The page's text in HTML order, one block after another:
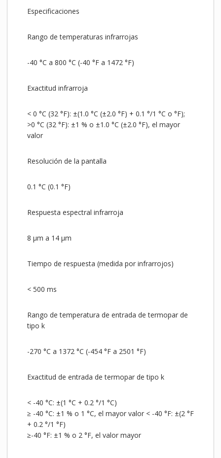
Especificaciones
Rango de temperaturas infrarrojas
-40 °C a 800 °C (-40 °F a 1472 °F)
Exactitud infrarroja
< 0 °C (32 °F): ±(1.0 °C (±2.0 °F) + 0.1 °/1 °C o °F);
>0 °C (32 °F): ±1 % o ±1.0 °C (±2.0 °F), el mayor
valor
Resolución de la pantalla
0.1 °C (0.1 °F)
Respuesta espectral infrarroja
8 µm a 14 µm
Tiempo de respuesta (medida por infrarrojos)
< 500 ms
Rango de temperatura de entrada de termopar de
tipo k
-270 °C a 1372 °C (-454 °F a 2501 °F)
Exactitud de entrada de termopar de tipo k
< -40 °C: ±(1 °C + 0.2 °/1 °C)
≥ -40 °C: ±1 % o 1 °C, el mayor valor < -40 °F: ±(2 °F
+ 0.2 °/1 °F)
≥-40 °F: ±1 % o 2 °F, el valor mayor